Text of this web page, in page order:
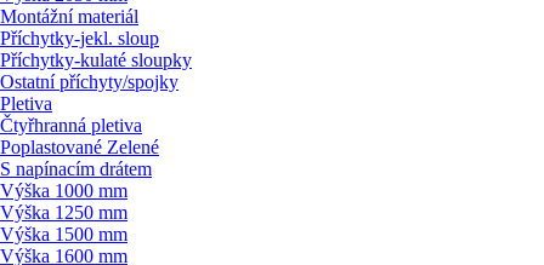
Montážní materiál
Příchytky-jekl. sloup
Příchytky-kulaté sloupky
Ostatní příchyty/spojky
Pletiva
Čtyřhranná pletiva
Poplastované Zelené
S napínacím drátem
Výška 1000 mm
Výška 1250 mm
Výška 1500 mm
Výška 1600 mm